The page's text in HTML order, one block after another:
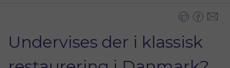
Undervises der i klassisk